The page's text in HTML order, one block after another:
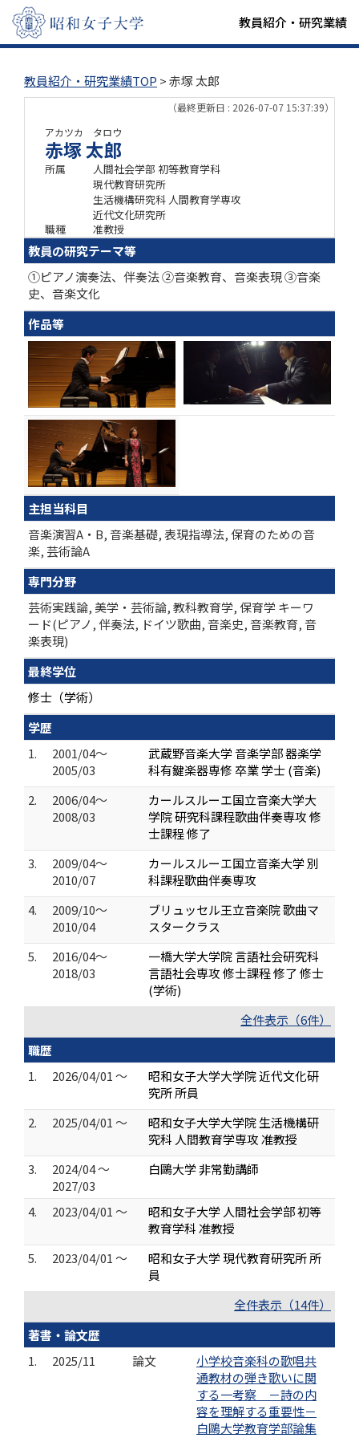
教員紹介・研究業績
教員紹介・研究業績TOP > 赤塚 太郎
（最終更新日 : 2026-07-07 15:37:39）
アカツカ タロウ
赤塚 太郎
所属
人間社会学部 初等教育学科
現代教育研究所
生活機構研究科 人間教育学専攻
近代文化研究所
職種
准教授
教員の研究テーマ等
①ピアノ演奏法、伴奏法 ②音楽教育、音楽表現 ③音楽
史、音楽文化
作品等
主担当科目
音楽演習A・B, 音楽基礎, 表現指導法, 保育のための音
楽, 芸術論A
専門分野
芸術実践論, 美学・芸術論, 教科教育学, 保育学 キーワ
ード(ピアノ, 伴奏法, ドイツ歌曲, 音楽史, 音楽教育, 音
楽表現)
最終学位
修士（学術）
学歴
1.
2001/04～
2005/03
武蔵野音楽大学 音楽学部 器楽学
科有鍵楽器専修 卒業 学士 (音楽)
2.
2006/04～
2008/03
カールスルーエ国立音楽大学大
学院 研究科課程歌曲伴奏専攻 修
士課程 修了
3.
2009/04～
2010/07
カールスルーエ国立音楽大学 別
科課程歌曲伴奏専攻
4.
2009/10～
2010/04
ブリュッセル王立音楽院 歌曲マ
スタークラス
5.
2016/04～
2018/03
一橋大学大学院 言語社会研究科
言語社会専攻 修士課程 修了 修士
(学術)
全件表示（6件）
職歴
1.
2026/04/01 ～
昭和女子大学大学院 近代文化研
究所 所員
2.
2025/04/01 ～
昭和女子大学大学院 生活機構研
究科 人間教育学専攻 准教授
3.
2024/04 ～
2027/03
白鷗大学 非常勤講師
4. 2023/04/01 ～
昭和女子大学 人間社会学部 初等
教育学科 准教授
5.
2023/04/01 ～
昭和女子大学 現代教育研究所 所
員
全件表示（14件）
著書・論文歴
1.
2025/11 論文
小学校音楽科の歌唱共
通教材の弾き歌いに関
する一考察 －詩の内
容を理解する重要性－
白鷗大学教育学部論集